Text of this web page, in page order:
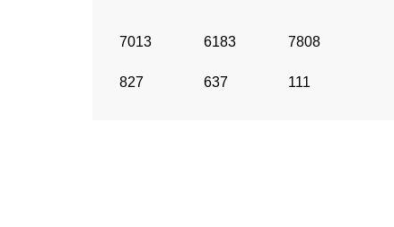
7013
827
6183
637
7808
111